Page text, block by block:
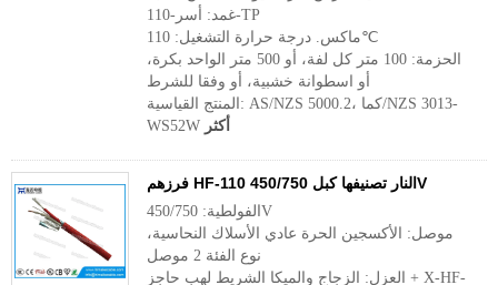
غمد: أسر-110-TP
ماكس. درجة حرارة التشغيل: 110℃
الحزمة: 100 متر كل لفة، أو 500 متر الواحد بكرة،
أو اسطوانة خشبية، أو وفقا للشرط
المنتج القياسية: AS/NZS 5000.2، كما/NZS 3013-
WS52W أكثر
فرزهم HF-110 النار تصنيفها كبل 450/750V
الفولطية: 450/750V
موصل: الأكسجين الحرة عادي الأسلاك النحاسية،
نوع الفئة 2 موصل
العزل: الزجاج والميكا الشريط لهب حاجز + X-HF-